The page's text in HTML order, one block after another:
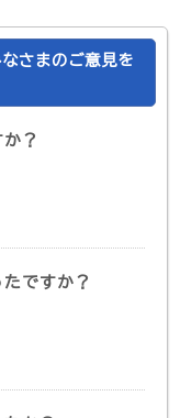
さまのご意見を
？
ですか？